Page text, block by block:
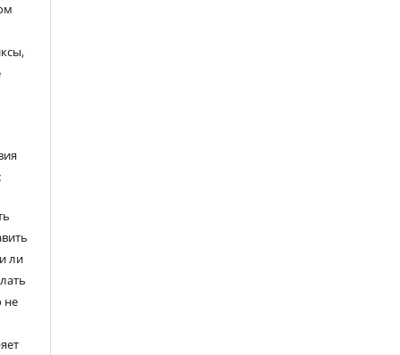
ли
не